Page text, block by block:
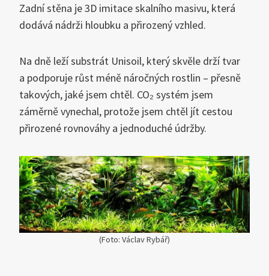
Zadní stěna je 3D imitace skalního masivu, která
dodává nádrži hloubku a přirozený vzhled.
Na dně leží substrát Unisoil, který skvěle drží tvar
a podporuje růst méně náročných rostlin – přesně
takových, jaké jsem chtěl. CO₂ systém jsem
záměrně vynechal, protože jsem chtěl jít cestou
přirozené rovnováhy a jednoduché údržby.
(Foto: Václav Rybář)